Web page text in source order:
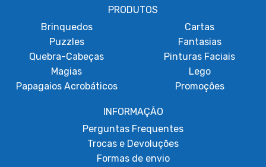
PRODUTOS
Brinquedos
Puzzles
Quebra-Cabeças
Magias
Papagaios Acrobáticos
Cartas
Fantasias
Pinturas Faciais
Lego
Promoções
INFORMAÇÃO
Perguntas Frequentes
Trocas e Devoluções
Formas de envio